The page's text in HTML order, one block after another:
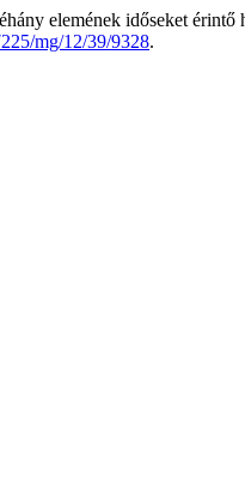
elemének időseket
mg/12/39/9328.